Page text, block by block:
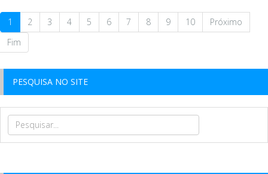
1 2 3 4 5 6 7 8 9 10
Próximo
Fim
PESQUISA NO SITE